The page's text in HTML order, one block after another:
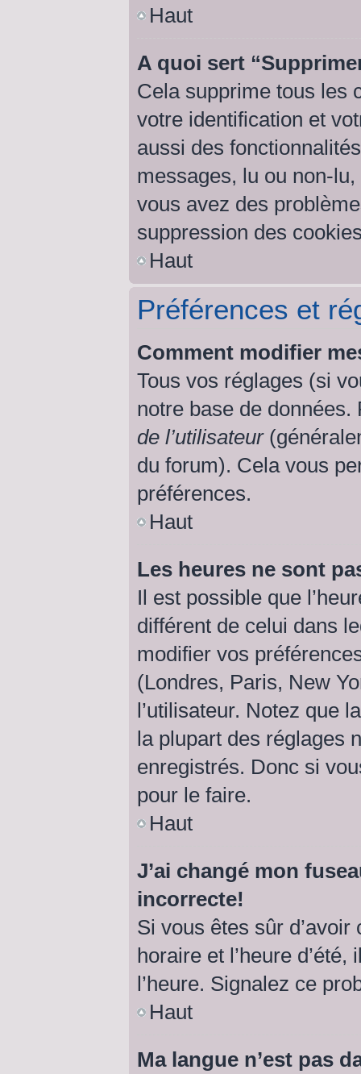
Haut
A quoi sert
Cela supprime tous les
votre identification et
aussi des
messages, lu ou non-
vous avez des
suppression des
Haut
Préférences et
Comment modifier
Tous vos réglages (si
notre base de
de l’utilisateur
du forum). Cela vous
préférences.
Haut
Les heures ne sont
Il est possible que
différent de celui dans
modifier vos
(Londres, Paris, New
l’utilisateur. Notez que
la plupart des réglages
enregistrés. Donc si
pour le faire.
Haut
J’ai changé mon
incorrecte!
Si vous êtes sûr
horaire et l’heure
l’heure. Signalez ce
Haut
Ma langue n’est pas